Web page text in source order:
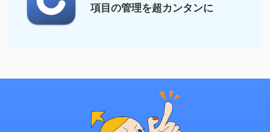
項目の管理を超カンタンに